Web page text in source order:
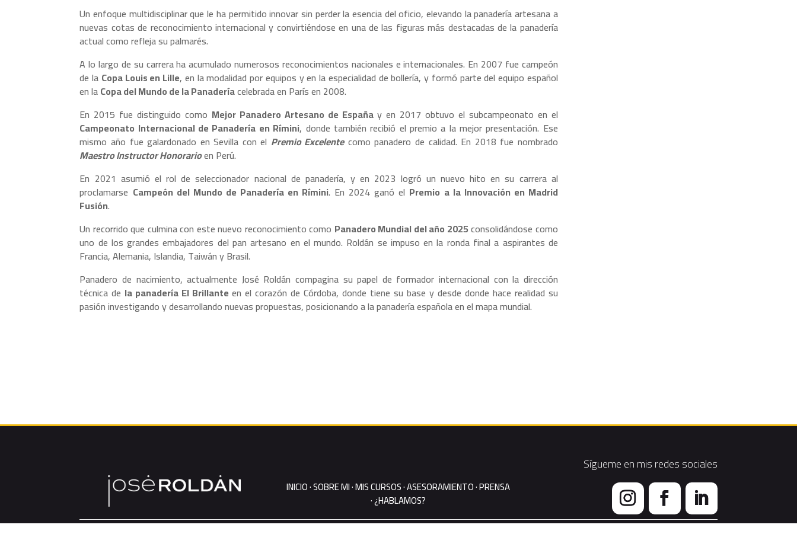
Un enfoque multidisciplinar que le ha permitido innovar sin perder la esencia del oficio, elevando la panadería artesana a
nuevas cotas de reconocimiento internacional y convirtiéndose en una de las figuras más destacadas de la panadería
actual como refleja su palmarés.
A lo largo de su carrera ha acumulado numerosos reconocimientos nacionales e internacionales. En 2007 fue campeón
de la Copa Louis en Lille, en la modalidad por equipos y en la especialidad de bollería, y formó parte del equipo español
en laCopa del Mundo de la Panaderíacelebrada en París en 2008.
En 2015 fue distinguido como Mejor Panadero Artesano de Españay en 2017 obtuvo el subcampeonato en el
Campeonato Internacional de Panadería en Rímini, donde también recibió el premio a la mejor presentación. Ese
mismo año fue galardonado en Sevilla con el Premio Excelentecomo panadero de calidad. En 2018 fue nombrado
Maestro Instructor Honorarioen Perú.
En 2021 asumió el rol de seleccionador nacional de panadería, y en 2023 logró un nuevo hito en su carrera al
proclamarse Campeón del Mundo de Panadería en Rímini. En 2024 ganó el Premio a la Innovación en Madrid
Fusión.
Un recorrido que culmina con este nuevo reconocimiento como Panadero Mundial del año 2025consolidándose como
uno de los grandes embajadores del pan artesano en el mundo. Roldán se impuso en la ronda final a aspirantes de
Francia, Alemania, Islandia, Taiwán y Brasil.
Panadero de nacimiento, actualmente José Roldán compagina su papel de formador internacional con la dirección
técnica de la panadería El Brillanteen el corazón de Córdoba, donde tiene su base y desde donde hace realidad su
pasión investigando y desarrollando nuevas propuestas, posicionando a la panadería española en el mapa mundial.
INICIO·SOBRE MI·MIS CURSOS·ASESORAMIENTO·PRENSA
·¿HABLAMOS?
Sígueme en mis redes sociales